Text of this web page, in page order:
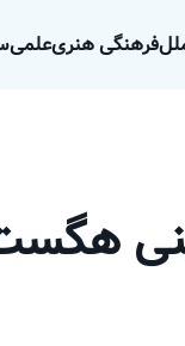
فرهنگی هنریعلمی
هگست؛